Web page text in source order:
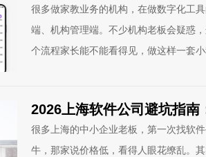
很多做家教业务的机构，在做数字化工
端、机构管理端。不少机构老板会疑惑
个流程家长能不能看得见，做这样一套
2026上海软件公司避坑指
很多上海的中小企业老板，第一次找软
牛，那家说价格低，看得人眼花缭乱。